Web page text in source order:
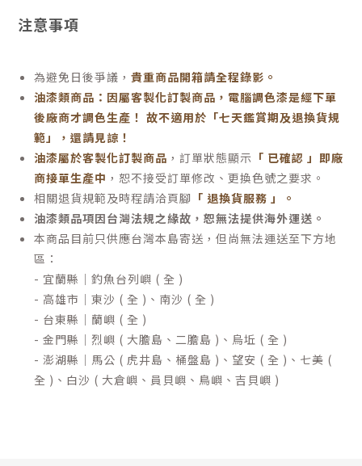
注意事項
為避免日後爭議， 貴重商品開箱請全程錄影。
油漆類商品：因屬客製化訂製商品，電腦調色漆是經下單
後廠商才調色生產！ 故不適用於「七天鑑賞期及退換貨規
範」，還請見諒！
油漆屬於客製化訂製商品 ，訂單狀態顯示 「 已確認 」即廠
商接單生產中 ，恕不接受訂單修改、更換色號之要求。
相關退貨規範及時程請洽頁腳 「 退換貨服務 」
。
油漆類品項因台灣法規之緣故，恕無法提供海外運送。
本商品目前只供應台灣本島寄送，但尚無法運送至下方地
區：
- 宜蘭縣｜釣魚台列嶼 ( 全 )
- 高雄市｜東沙 ( 全 )、南沙 ( 全 )
- 台東縣｜蘭嶼 ( 全 )
- 金門縣｜烈嶼 ( 大膽島、二膽島 )、烏坵 ( 全 )
- 澎湖縣｜馬公 ( 虎井島、桶盤島 )、望安 ( 全 )、七美 (
全 )、白沙 ( 大倉嶼、員貝嶼、鳥嶼、吉貝嶼 )